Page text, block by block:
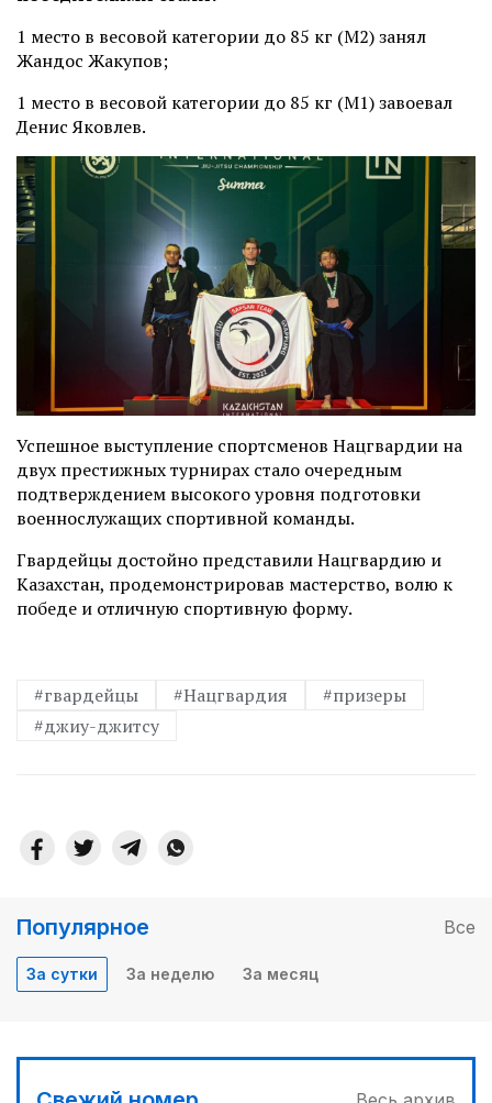
1 место в весовой категории до 85 кг (М2) занял
Жандос Жакупов;
1 место в весовой категории до 85 кг (М1) завоевал
Денис Яковлев.
Успешное выступление спортсменов Нацгвардии на
двух престижных турнирах стало очередным
подтверждением высокого уровня подготовки
военнослужащих спортивной команды.
Гвардейцы достойно представили Нацгвардию и
Казахстан, продемонстрировав мастерство, волю к
победе и отличную спортивную форму.
#гвардейцы #Нацгвардия
#призеры
#джиу-джитсу
Популярное Все
За сутки За неделю За месяц